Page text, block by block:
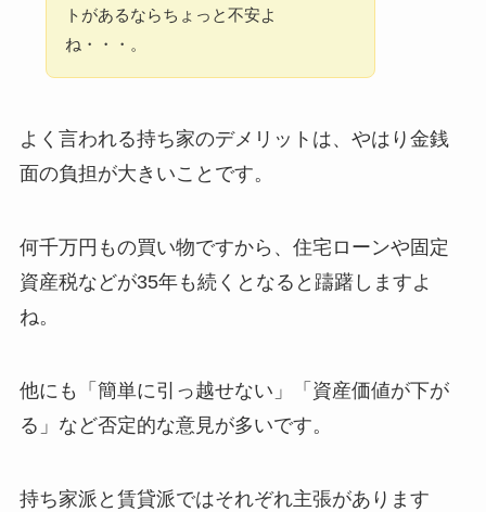
トがあるならちょっと不安よ
ね・・・。
よく言われる持ち家のデメリットは、やはり金銭
面の負担が大きいことです。
何千万円もの買い物ですから、住宅ローンや固定
資産税などが35年も続くとなると躊躇しますよ
ね。
他にも「簡単に引っ越せない」「資産価値が下が
る」など否定的な意見が多いです。
持ち家派と賃貸派ではそれぞれ主張があります